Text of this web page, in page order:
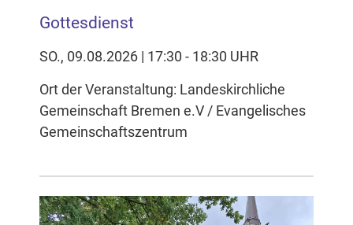
Gottesdienst
SO., 09.08.2026 | 17:30 - 18:30 UHR
Ort der Veranstaltung: Landeskirchliche
Gemeinschaft Bremen e.V / Evangelisches
Gemeinschaftszentrum